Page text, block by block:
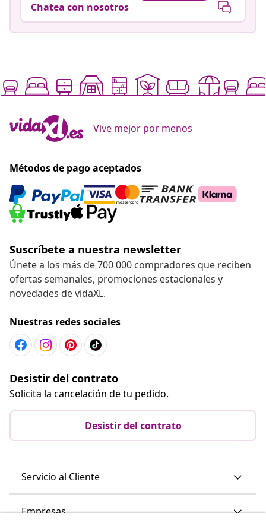
Chatea con nosotros
Métodos de pago aceptados
Suscríbete a nuestra newsletter
Únete a los más de 700 000 compradores que reciben
novedades de vidaXL.
Nuestras redes sociales
Desistir del contrato
Solicita la cancelación de tu pedido.